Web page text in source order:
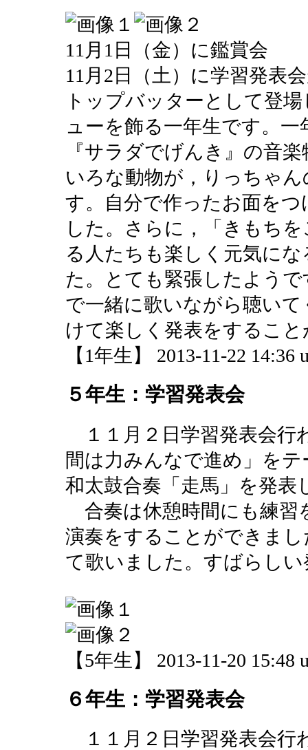
11月1日（金）に鑑賞会
11月2日（土）に学習発表
トップバッターとして登
ューを飾る一年生です。
『サラダでげんき』の音
いろな動物が，りっちゃ
す。自分で作ったお面を
した。さらに，「きもち
る人たちも楽しく元気に
た。とても緊張したよう
で一緒に歌いながら聴い
けて楽しく発表をするこ
【1年生】 2013-11-22 14:36
５年生：学習発表会
１１月２日学習発表会行
間は力みんなで進め」を
和太鼓合奏「走馬」を発表
合奏は休憩時間にも練習
演奏をすることができま
て歌いました。すばらし
【5年生】 2013-11-20 15:48
６年生：学習発表会
１１月２日学習発表会行